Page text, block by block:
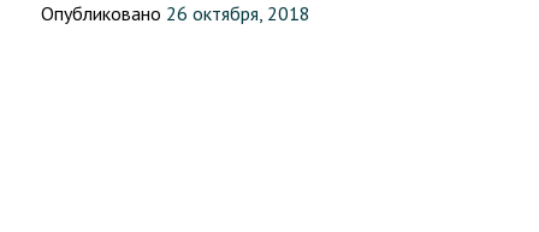
Опубликовано 26 октября, 2018